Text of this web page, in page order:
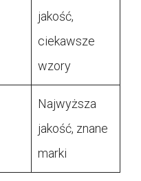
jakość,
ciekawsze
wzory
Najwyższa
jakość, znane
marki